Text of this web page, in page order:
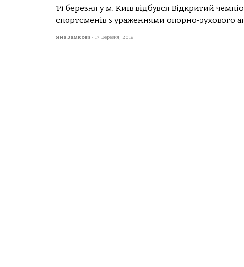
14 березня у м. Київ відбувся Відкритий
спортсменів з ураженнями опорно-рухового
Яна Замкова - 17 Березня, 2019